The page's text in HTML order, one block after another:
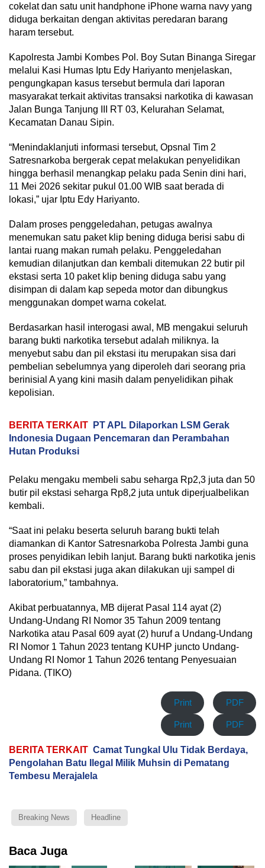
cokelat dan satu unit handphone iPhone warna navy yang
diduga berkaitan dengan aktivitas peredaran barang
haram tersebut.
Kapolresta Jambi Kombes Pol. Boy Sutan Binanga Siregar
melalui Kasi Humas Iptu Edy Hariyanto menjelaskan,
pengungkapan kasus tersebut bermula dari laporan
masyarakat terkait aktivitas transaksi narkotika di kawasan
Jalan Bunga Tanjung III RT 03, Kelurahan Selamat,
Kecamatan Danau Sipin.
“Menindaklanjuti informasi tersebut, Opsnal Tim 2
Satresnarkoba bergerak cepat melakukan penyelidikan
hingga berhasil menangkap pelaku pada Senin dini hari,
11 Mei 2026 sekitar pukul 01.00 WIB saat berada di
lokasi,” ujar Iptu Edy Hariyanto.
Dalam proses penggeledahan, petugas awalnya
menemukan satu paket klip bening diduga berisi sabu di
lantai ruang makan rumah pelaku. Penggeledahan
kemudian dilanjutkan dan kembali ditemukan 22 butir pil
ekstasi serta 10 paket klip bening diduga sabu yang
disimpan di dalam kap sepeda motor dan dibungkus
menggunakan dompet warna cokelat.
Berdasarkan hasil interogasi awal, MB mengakui seluruh
barang bukti narkotika tersebut adalah miliknya. Ia
menyebut sabu dan pil ekstasi itu merupakan sisa dari
pembelian sebelumnya yang diperoleh dari seorang pria
berinisial A yang kini masih dalam penyelidikan pihak
kepolisian.
BERITA TERKAIT
PT APL Dilaporkan LSM Gerak
Indonesia Dugaan Pencemaran dan Perambahan
Hutan Produksi
Pelaku mengaku membeli sabu seharga Rp2,3 juta dan 50
butir pil ekstasi seharga Rp8,2 juta untuk diperjualbelikan
kembali.
“Saat ini pelaku beserta seluruh barang bukti telah
diamankan di Kantor Satresnarkoba Polresta Jambi guna
proses penyidikan lebih lanjut. Barang bukti narkotika jenis
sabu dan pil ekstasi juga akan dilakukan uji sampel di
laboratorium,” tambahnya.
Akibat perbuatannya, MB dijerat Pasal 114 ayat (2)
Undang-Undang RI Nomor 35 Tahun 2009 tentang
Narkotika atau Pasal 609 ayat (2) huruf a Undang-Undang
RI Nomor 1 Tahun 2023 tentang KUHP juncto Undang-
Undang RI Nomor 1 Tahun 2026 tentang Penyesuaian
Pidana. (TIKO)
Print PDF
Print PDF
BERITA TERKAIT Camat Tungkal Ulu Tidak Berdaya,
Pengolahan Batu Ilegal Milik Muhsin di Pematang
Tembesu Merajalela
Breaking News Headline
Baca Juga